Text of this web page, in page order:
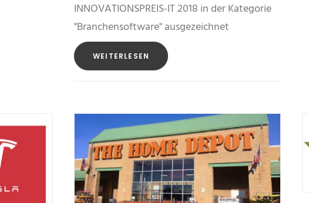
INNOVATIONSPREIS-IT 2018 in der Kategorie
"Branchensoftware" ausgezeichnet
WEITERLESEN